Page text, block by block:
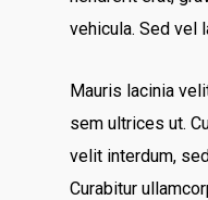
vehicula. Sed vel
Mauris lacinia
sem ultrices ut.
velit interdum,
Curabitur